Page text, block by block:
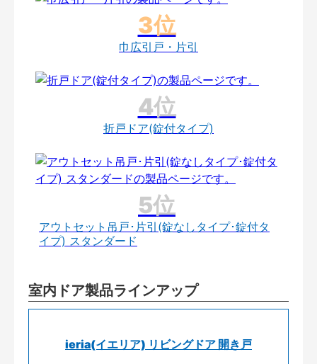
巾広引戸・片引
折戸ドア(錠付タイプ)
アウトセット吊戸･片引(錠なしタイプ･錠付タ
イプ) スタンダード
室内ドア製品ラインアップ
ieria(イエリア) リビングドア 開き戸